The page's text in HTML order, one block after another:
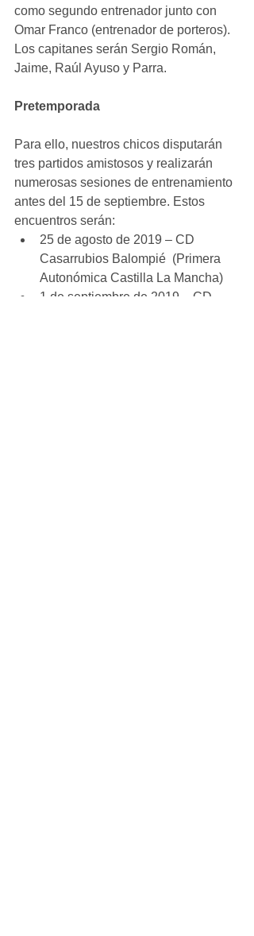
como segundo entrenador junto con
Omar Franco (entrenador de porteros).
Los capitanes serán Sergio Román,
Jaime, Raúl Ayuso y Parra.
Pretemporada
Para ello, nuestros chicos disputarán
tres partidos amistosos y realizarán
numerosas sesiones de entrenamiento
antes del 15 de septiembre. Estos
encuentros serán:
25 de agosto de 2019 – CD
Casarrubios Balompié  (Primera
Autonómica Castilla La Mancha)
1 de septiembre de 2019 – CD